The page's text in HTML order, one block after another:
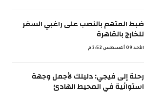
ضبط المتهم بالنصب على راغبي السفر
للخارج بالقاهرة
الأحد 09 أغسطس 3:52 م
رحلة إلى فيجي: دليلك لأجمل وجهة
استوائية في المحيط الهادئ